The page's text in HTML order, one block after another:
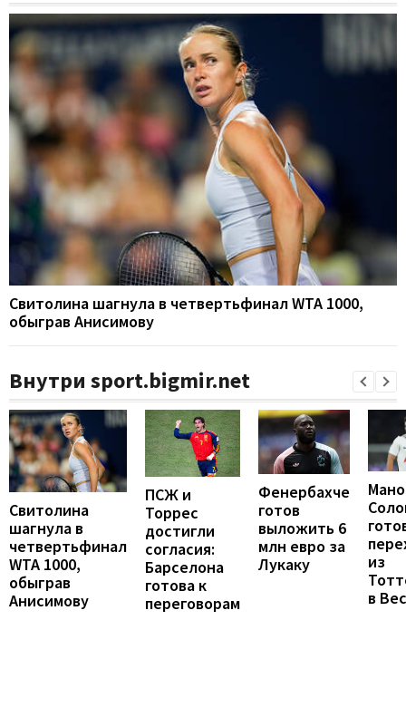
Свитолина шагнула в четвертьфинал WTA 1000,
обыграв Анисимову
Внутри sport.bigmir.net
Свитолина
шагнула в
четвертьфинал
WTA 1000,
обыграв
Анисимову
ПСЖ и
Торрес
достигли
согласия:
Барселона
готова к
переговорам
Фенербахче
готов
выложить 6
млн евро за
Лукаку
из
в